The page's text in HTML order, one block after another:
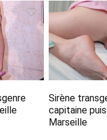
Sirène
capitaine
Marseille